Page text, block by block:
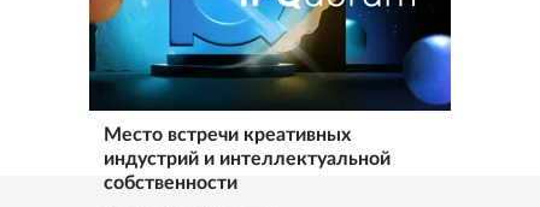
Место встречи креативных
индустрий и интеллектуальной
собственности